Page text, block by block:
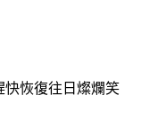
快恢復往日燦爛笑